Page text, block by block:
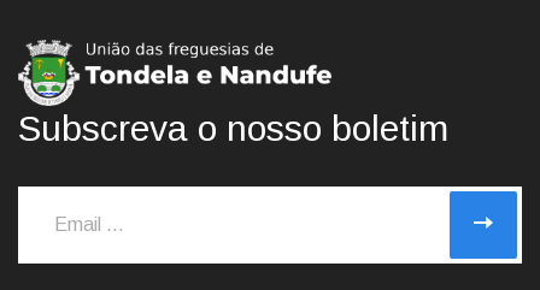
Subscreva o nosso boletim